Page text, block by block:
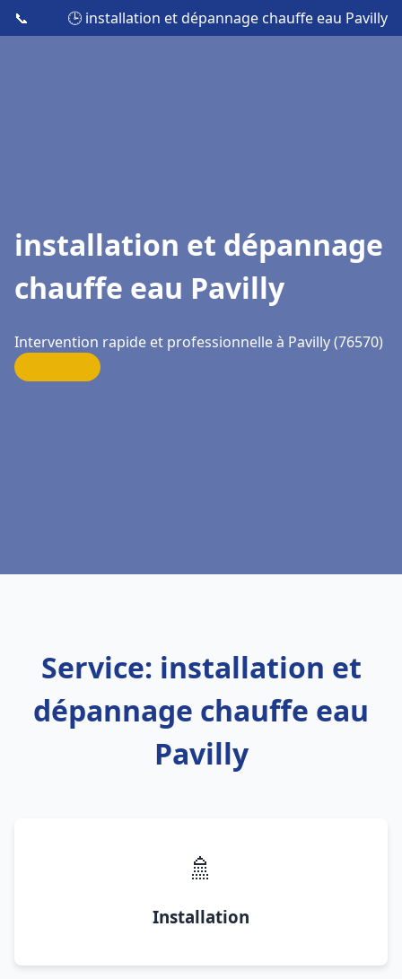
📞 🕒 installation et dépannage chauffe eau Pavilly
installation et dépannage
chauffe eau Pavilly
Intervention rapide et professionnelle à Pavilly (76570)
Service: installation et
dépannage chauffe eau
Pavilly
🚿
Installation